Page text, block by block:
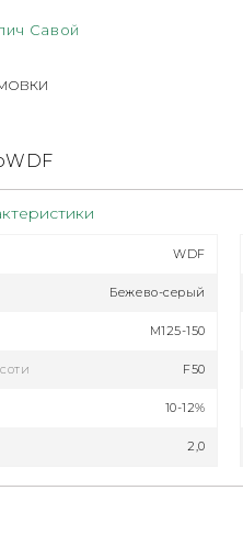
Савой
WDF
Бежево-серый
М125-150
F50
10-12%
2,0